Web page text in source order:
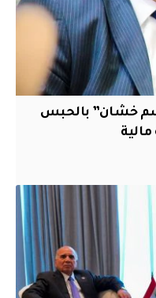
خشان” بالحبس